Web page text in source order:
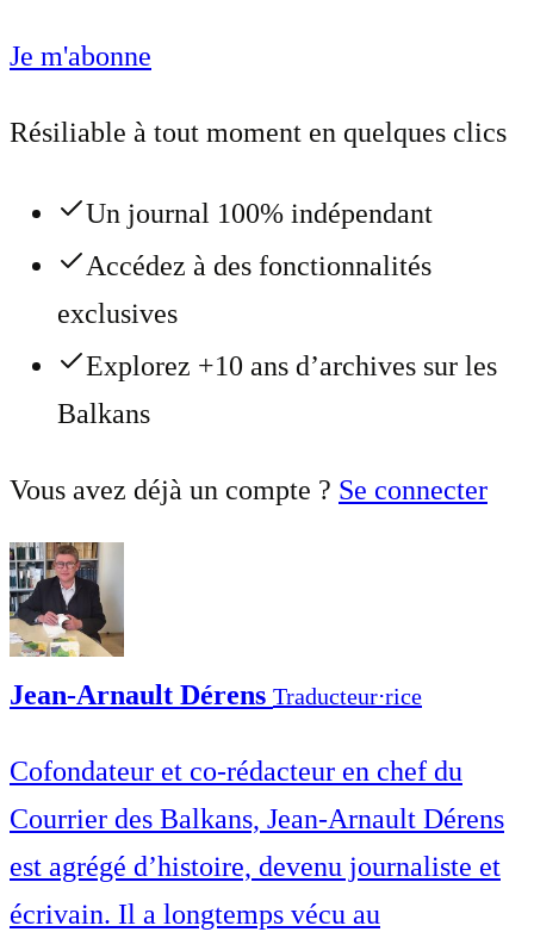
Je m'abonne
Résiliable à tout moment en quelques clics
Un journal 100% indépendant
Accédez à des fonctionnalités
exclusives
Explorez +10 ans d’archives sur les
Balkans
Vous avez déjà un compte ? Se connecter
Jean-Arnault Dérens Traducteur⋅rice
Cofondateur et co-rédacteur en chef du
Courrier des Balkans, Jean-Arnault Dérens
est agrégé d’histoire, devenu journaliste et
écrivain. Il a longtemps vécu au